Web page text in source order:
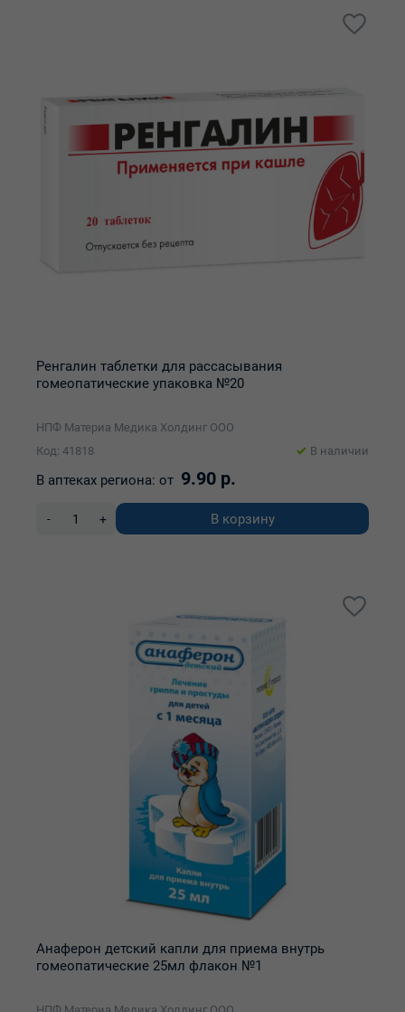
Ренгалин таблетки для рассасывания
гомеопатические упаковка №20
НПФ Материа Медика Холдинг ООО
Код: 41818
В наличии
В аптеках региона: от 9.90 р.
- + В корзину
Анаферон детский капли для приема внутрь
гомеопатические 25мл флакон №1